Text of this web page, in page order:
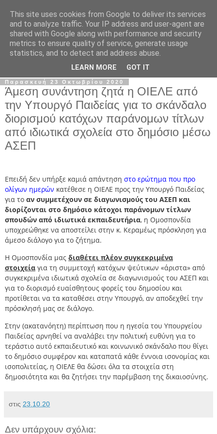
Σ.Ι.Ε.Λ.Β.Ε.
Ο επίσημος ιστότοπος του Συλλόγου Ιδιωτικών
Εκπαιδευτικών Λειτουργών Βόρειας Ελλάδας
Παρασκευή 23 Οκτωβρίου 2020
Άμεση συνάντηση ζητά η ΟΙΕΛΕ από
την Υπουργό Παιδείας για το σκάνδαλο
διορισμού κατόχων παράνομων τίτλων
από ιδιωτικά σχολεία στο δημόσιο μέσω
ΑΣΕΠ
Επειδή δεν υπήρξε καμιά απάντηση στο ερώτημα που προ
ολίγων ημερών κατέθεσε η ΟΙΕΛΕ προς την Υπουργό Παιδείας
για το αν συμμετέχουν σε διαγωνισμούς του ΑΣΕΠ και
διορίζονται στο δημόσιο κάτοχοι παράνομων τίτλων
σπουδών από ιδιωτικά εκπαιδευτήρια, η Ομοσπονδία
υποχρεώθηκε να αποστείλει στην κ. Κεραμέως πρόσκληση για
άμεσο διάλογο για το ζήτημα.
Η Ομοσπονδία μας διαθέτει πλέον συγκεκριμένα
στοιχεία για τη συμμετοχή κατόχων ψεύτικων «άριστα» από
συγκεκριμένα ιδιωτικά σχολεία σε διαγωνισμούς του ΑΣΕΠ και
για το διορισμό ευαίσθητους φορείς του δημοσίου και
προτίθεται να τα καταθέσει στην Υπουργό, αν αποδεχθεί την
πρόσκλησή μας σε διάλογο.
Στην (ακατανόητη) περίπτωση που η ηγεσία του Υπουργείου
Παιδείας αρνηθεί να αναλάβει την πολιτική ευθύνη για το
τεράστιο αυτό εκπαιδευτικό και κοινωνικό σκάνδαλο που θίγει
το δημόσιο συμφέρον και καταπατά κάθε έννοια ισονομίας και
ισοπολιτείας, η ΟΙΕΛΕ θα δώσει όλα τα στοιχεία στη
δημοσιότητα και θα ζητήσει την παρέμβαση της δικαιοσύνης.
στις 23.10.20
Δεν υπάρχουν σχόλια:
This site uses cookies from Google to deliver its services
and to analyze traffic. Your IP address and user-agent are
shared with Google along with performance and security
metrics to ensure quality of service, generate usage
statistics, and to detect and address abuse.
LEARN MORE GOT IT